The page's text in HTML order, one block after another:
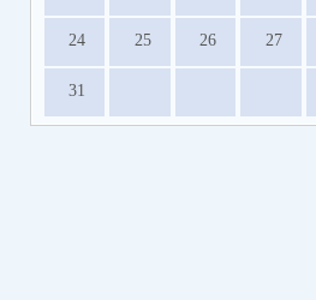
24 25 26 27
31